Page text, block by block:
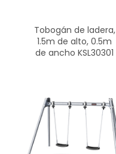
Tobogán de ladera,
1.5m de alto, 0.5m
de ancho KSL30301